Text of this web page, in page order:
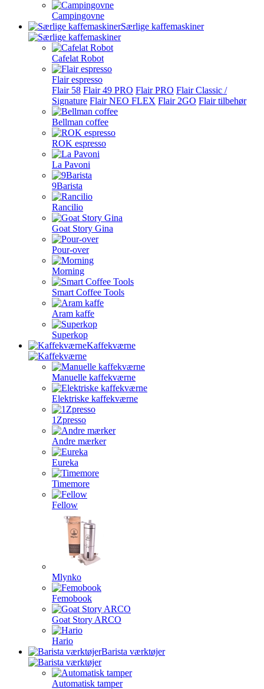
Campingovne
Særlige kaffemaskiner
Cafelat Robot
Flair espresso
Flair 58 Flair 49 PRO Flair PRO Flair Classic /
Signature Flair NEO FLEX Flair 2GO Flair tilbehør
Bellman coffee
ROK espresso
La Pavoni
9Barista
Rancilio
Goat Story Gina
Pour-over
Morning
Smart Coffee Tools
Aram kaffe
Superkop
Kaffekværne
Manuelle kaffekværne
Elektriske kaffekværne
1Zpresso
Andre mærker
Eureka
Timemore
Fellow
Mlynko
Femobook
Goat Story ARCO
Hario
Barista værktøjer
Automatisk tamper